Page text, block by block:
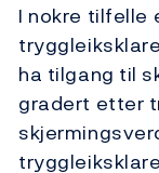
I nokre tilfelle
ha tilgang til
gradert etter